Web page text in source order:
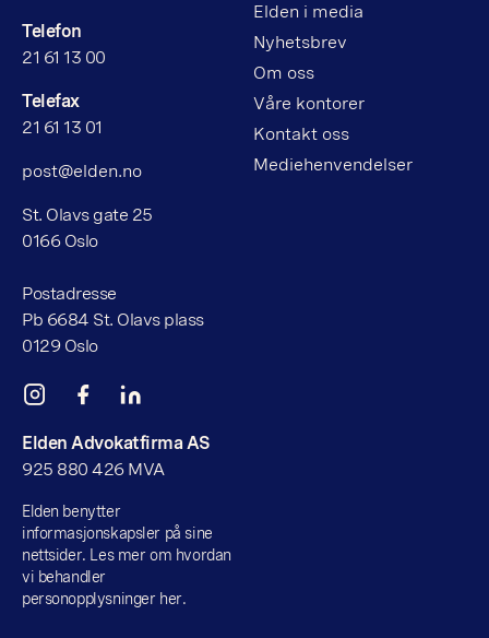
Telefon
21 61 13 00
Telefax
21 61 13 01
post@elden.no
St. Olavs gate 25
0166 Oslo
Postadresse
Pb 6684 St. Olavs plass
0129 Oslo
Elden Advokatfirma AS
925 880 426 MVA
Elden benytter
informasjonskapsler på sine
nettsider. Les mer om hvordan
vi behandler
personopplysninger her.
Elden i media
Nyhetsbrev
Om oss
Våre kontorer
Kontakt oss
Mediehenvendelser